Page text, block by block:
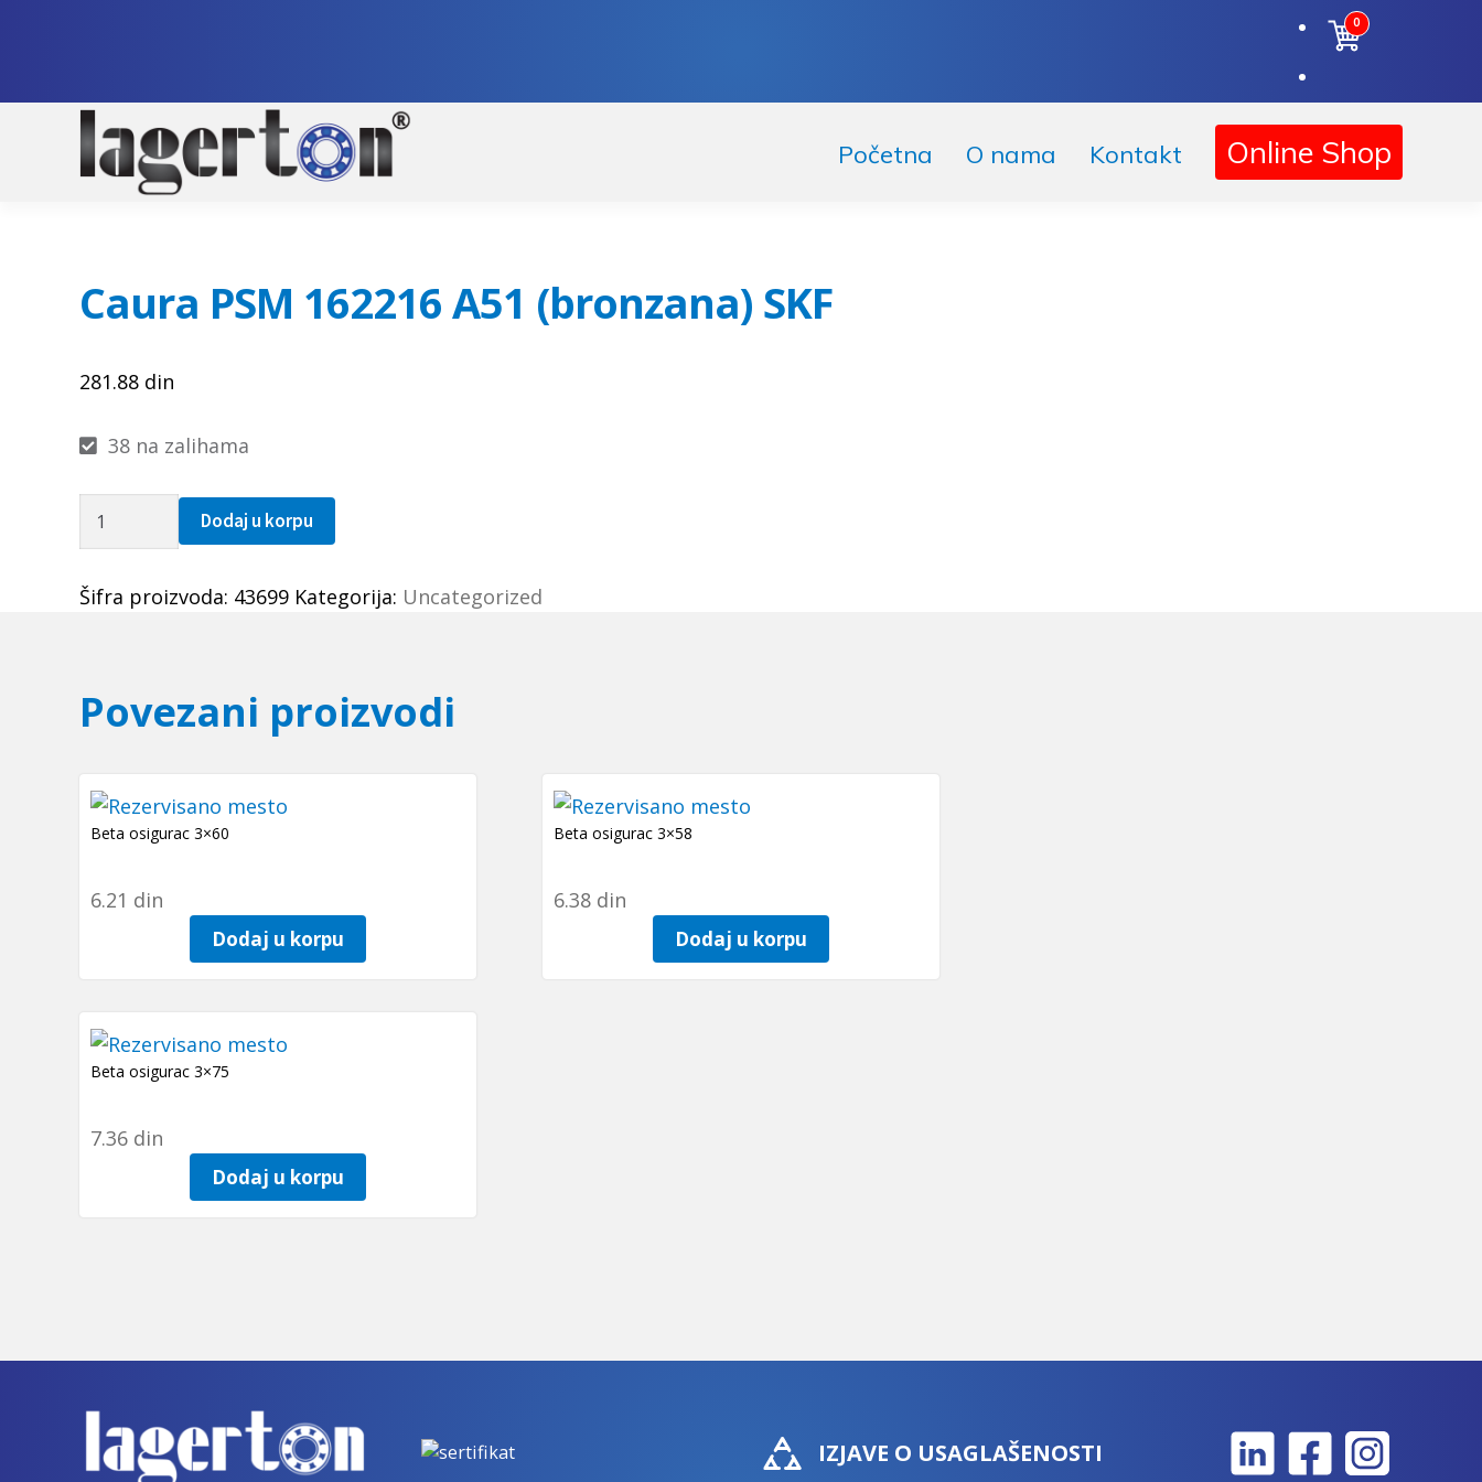
0
Početna O nama Kontakt Online Shop
Caura PSM 162216 A51 (bronzana) SKF
281.88 din
38 na zalihama
Caura
A51
količina
Dodaj u korpu
Šifra proizvoda: 43699 Kategorija: Uncategorized
Povezani proizvodi
Beta osigurac 3×60
6.21 din
Dodaj u korpu
Beta osigurac 3×58
6.38 din
Dodaj u korpu
Beta osigurac 3×75
7.36 din
Dodaj u korpu
IZJAVE O USAGLAŠENOSTI